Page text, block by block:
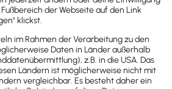
Office
Funktionsumfang
Office 30 Tage lang
du entscheidest dich